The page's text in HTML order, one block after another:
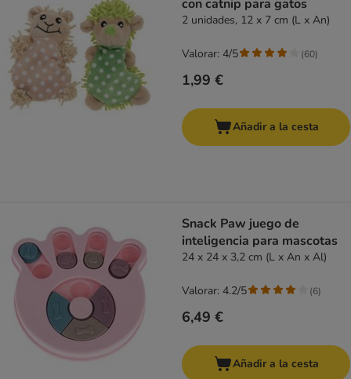
con catnip para gatos
2 unidades, 12 x 7 cm (L x An)
1,99 €
Valorar: 4/5 (60)
Añadir a la cesta
Snack Paw juego de
inteligencia para mascotas
24 x 24 x 3,2 cm (L x An x Al)
6,49 €
Valorar: 4.2/5 (6)
Añadir a la cesta